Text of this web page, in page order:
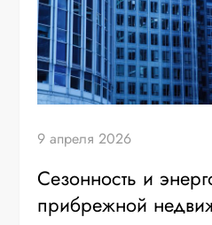
9 апреля 2026
Сезонность и
прибрежной